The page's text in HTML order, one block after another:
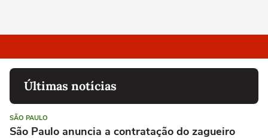
Últimas notícias
SÃO PAULO
São Paulo anuncia a contratação do zagueiro